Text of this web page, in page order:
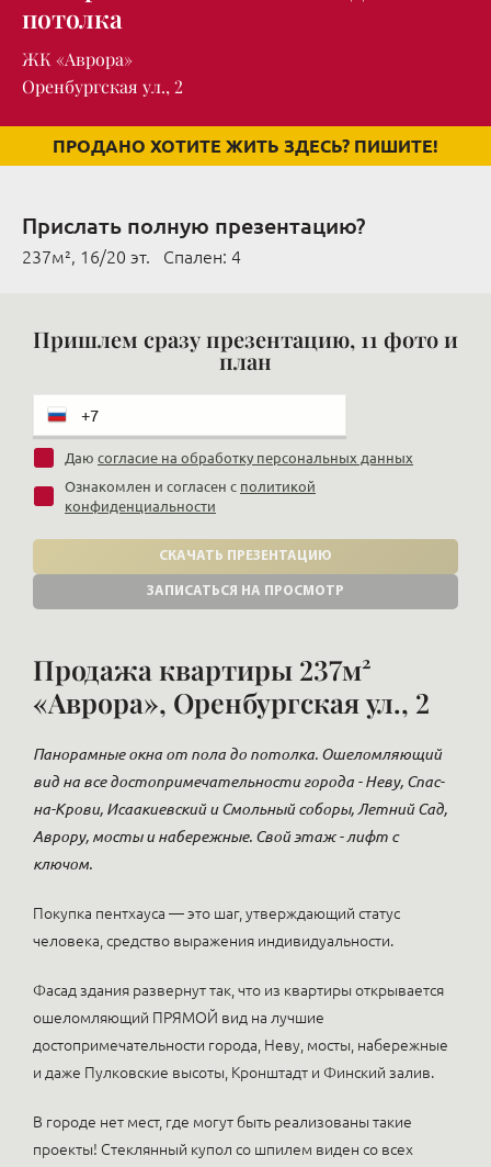
потолка
ЖК «Аврора»
Оренбургская ул., 2
ПРОДАНО ХОТИТЕ ЖИТЬ ЗДЕСЬ? ПИШИТЕ!
Прислать полную презентацию?
237м², 16/20 эт. Cпален: 4
Пришлем сразу презентацию, 11 фото и
план
Даю согласие на обработку персональных данных
Ознакомлен и согласен с политикой
конфиденциальности
СКАЧАТЬ ПРЕЗЕНТАЦИЮ
ЗАПИСАТЬСЯ НА ПРОСМОТР
Продажа квартиры 237м²
«Аврора», Оренбургская ул., 2
Панорамные окна от пола до потолка. Ошеломляющий
вид на все достопримечательности города - Неву, Спас-
на-Крови, Исаакиевский и Смольный соборы, Летний Сад,
Аврору, мосты и набережные. Свой этаж - лифт с
ключом.
Покупка пентхауса — это шаг, утверждающий статус
человека, средство выражения индивидуальности.
Фасад здания развернут так, что из квартиры открывается
ошеломляющий ПРЯМОЙ вид на лучшие
достопримечательности города, Неву, мосты, набережные
и даже Пулковские высоты, Кронштадт и Финский залив.
В городе нет мест, где могут быть реализованы такие
проекты! Стеклянный купол со шпилем виден со всех